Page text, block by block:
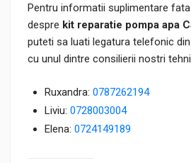
Pentru informatii suplimentare
despre kit reparatie pompa apa
puteti sa luati legatura telefonic
cu unul dintre consilierii nostri
Ruxandra: 0787262194
Liviu: 0728003004
Elena: 0724149189